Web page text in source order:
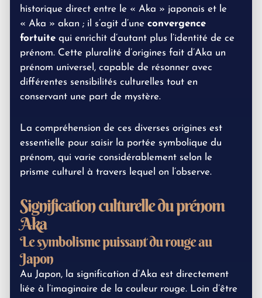
historique direct entre le « Aka » japonais et le
« Aka » akan ; il s’agit d’une convergence
fortuite qui enrichit d’autant plus l’identité de ce
prénom. Cette pluralité d’origines fait d’Aka un
prénom universel, capable de résonner avec
différentes sensibilités culturelles tout en
conservant une part de mystère.
La compréhension de ces diverses origines est
essentielle pour saisir la portée symbolique du
prénom, qui varie considérablement selon le
prisme culturel à travers lequel on l’observe.
Signification culturelle du prénom
Aka
Le symbolisme puissant du rouge au
Japon
Au Japon, la signification d’Aka est directement
liée à l’imaginaire de la couleur rouge. Loin d’être